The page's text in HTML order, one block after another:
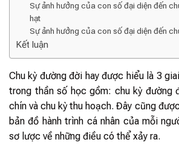
Sự ảnh hưởng của con số đại diện đến
hạt
Sự ảnh hưởng của con số đại diện đến
Kết luận
Chu kỳ đường đời hay được hiểu là 3
trong thần số học gồm: chu kỳ đường
chín và chu kỳ thu hoạch. Đây cũng
bản đồ hành trình cá nhân của mỗi
sơ lược về những điều có thể xảy ra.